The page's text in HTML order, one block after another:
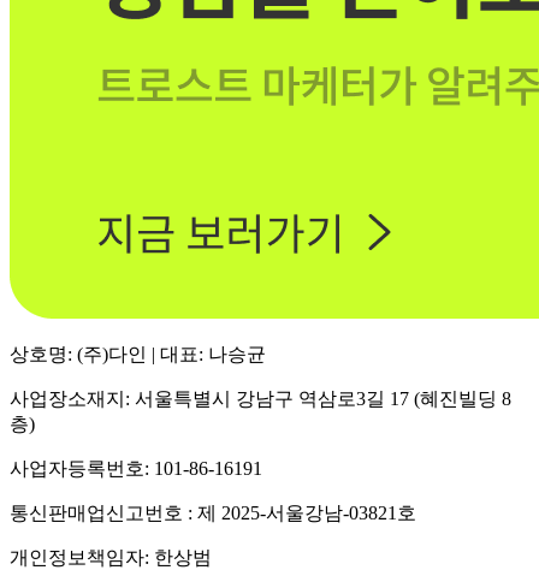
상호명: (주)다인 | 대표: 나승균
사업장소재지: 서울특별시 강남구 역삼로3길 17 (혜진빌딩 8
층)
사업자등록번호: 101-86-16191
통신판매업신고번호 : 제 2025-서울강남-03821호
개인정보책임자: 한상범